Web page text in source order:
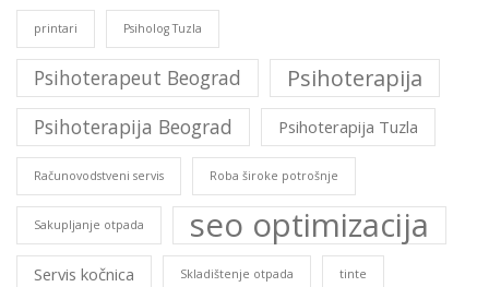
printari Psiholog Tuzla
Psihoterapeut Beograd Psihoterapija
Psihoterapija Beograd Psihoterapija Tuzla
Računovodstveni servis Roba široke potrošnje
Sakupljanje otpada seo optimizacija
Servis kočnica Skladištenje otpada tinte